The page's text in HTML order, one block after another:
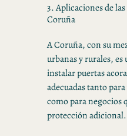
3. Aplicaciones de
Coruña
A Coruña, con su
urbanas y rurales,
instalar puertas
adecuadas tanto
como para negocios
protección adicional.